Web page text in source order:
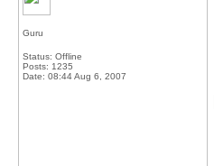
Guru
Status: Offline
Posts: 1235
Date: 08:44 Aug 6, 2007